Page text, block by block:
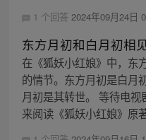
1 个回答 2024年09月24日
东方月初和白月初相
在《狐妖小红娘》中，东
的情节。东方月初是白月
月初是其转世。 等待电
来阅读《狐妖小红娘》原